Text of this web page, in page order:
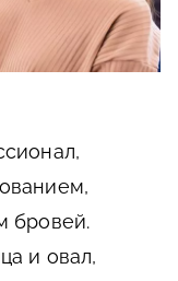
бровей.
и овал,